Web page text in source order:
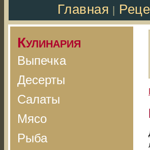
Главная
Кулинария
Выпечка
Десерты
Салаты
Мясо
Рыба